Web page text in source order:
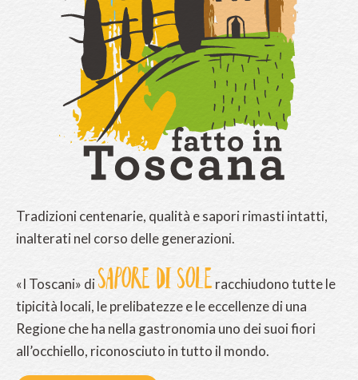
Tradizioni centenarie, qualità e sapori rimasti intatti,
inalterati nel corso delle generazioni.
«I Toscani» diSAPORE DI SOLE racchiudono tutte le
tipicità locali, le prelibatezze e le eccellenze di una
Regione che ha nella gastronomia uno dei suoi fiori
all’occhiello, riconosciuto in tutto il mondo.